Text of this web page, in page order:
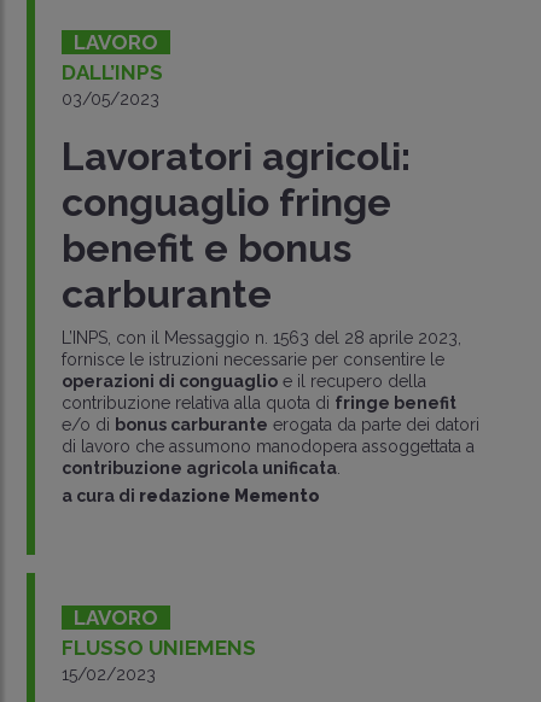
LAVORO
DALL’INPS
03/05/2023
Lavoratori agricoli:
conguaglio fringe
benefit e bonus
carburante
L’INPS, con il Messaggio n. 1563 del 28 aprile 2023,
fornisce le istruzioni necessarie per consentire le
operazioni di conguaglioe il recupero della
contribuzione relativa alla quota di fringe benefit
e/o di bonus carburante erogata da parte dei datori
di lavoro che assumono manodopera assoggettata a
contribuzione agricola unificata.
a cura di redazione Memento
LAVORO
FLUSSO UNIEMENS
15/02/2023